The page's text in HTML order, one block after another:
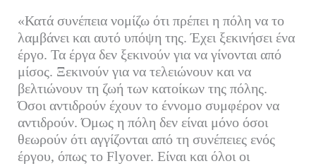
«Κατά συνέπεια νομίζω ότι πρέπει η πόλη να το
λαμβάνει και αυτό υπόψη της. Έχει ξεκινήσει ένα
έργο. Τα έργα δεν ξεκινούν για να γίνονται από
μίσος. Ξεκινούν για να τελειώνουν και να
βελτιώνουν τη ζωή των κατοίκων της πόλης.
Όσοι αντιδρούν έχουν το έννομο συμφέρον να
αντιδρούν. Όμως η πόλη δεν είναι μόνο όσοι
θεωρούν ότι αγγίζονται από τη συνέπειες ενός
έργου, όπως το Flyover. Είναι και όλοι οι